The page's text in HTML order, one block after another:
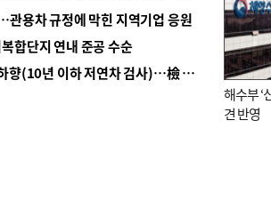
용차 규정에 막힌 지역기업 응원
합단지 연내 준공 수순
■ 검사 신분 버리고 직급하향(10년 이하 저연차 검사)…檢 중수청행 기피
해수부 ‘
견 반영